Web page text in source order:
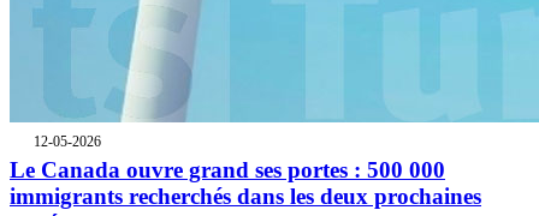
12-05-2026
Le Canada ouvre grand ses portes : 500 000
immigrants recherchés dans les deux prochaines